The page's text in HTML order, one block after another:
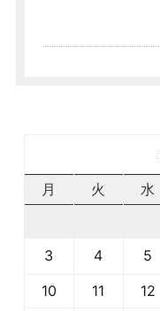
月
火 水
3
4 5
10
11 12